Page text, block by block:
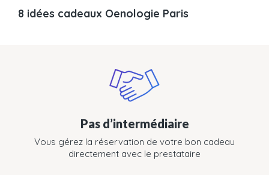
8 idées cadeaux Oenologie Paris
Pas d’intermédiaire
Vous gérez la réservation de votre bon cadeau
directement avec le prestataire